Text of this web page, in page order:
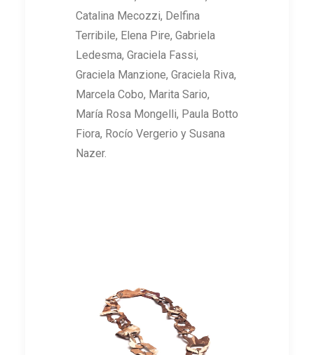
Catalina Mecozzi, Delfina
Terribile, Elena Pire, Gabriela
Ledesma, Graciela Fassi,
Graciela Manzione, Graciela Riva,
Marcela Cobo, Marita Sario,
María Rosa Mongelli, Paula Botto
Fiora, Rocío Vergerio y Susana
Nazer.